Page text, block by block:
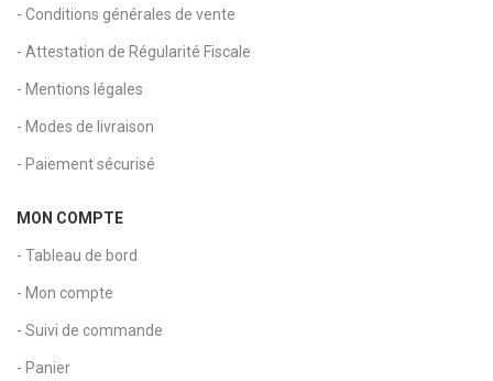
- Conditions générales de vente
- Attestation de Régularité Fiscale
- Mentions légales
- Modes de livraison
- Paiement sécurisé
MON COMPTE
- Tableau de bord
- Mon compte
- Suivi de commande
- Panier